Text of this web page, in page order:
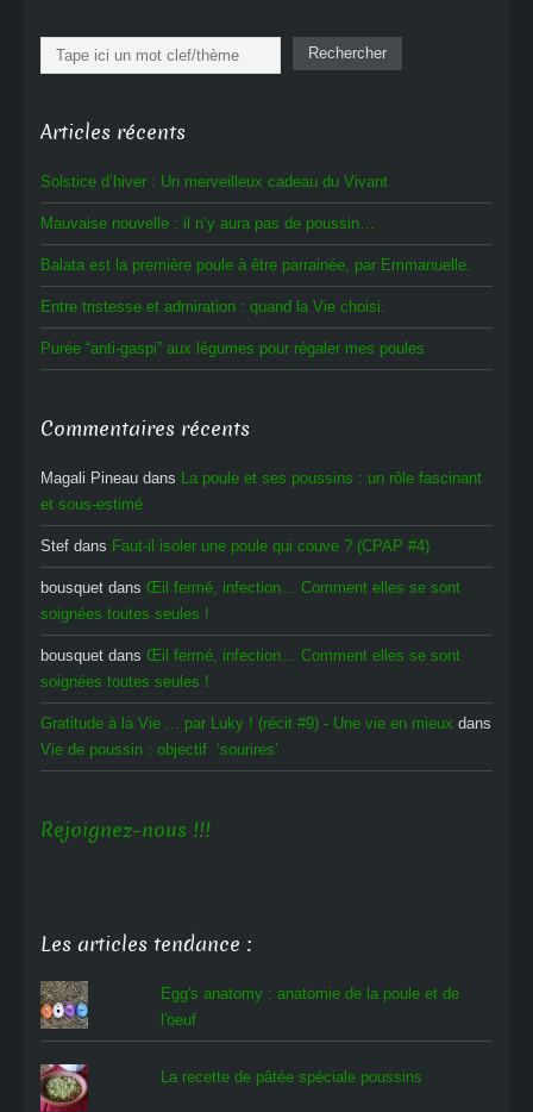
Rechercher Rechercher
Articles récents
Solstice d’hiver : Un merveilleux cadeau du Vivant
Mauvaise nouvelle : il n’y aura pas de poussin…
Balata est la première poule à être parrainée, par Emmanuelle.
Entre tristesse et admiration : quand la Vie choisi.
Purée “anti-gaspi” aux légumes pour régaler mes poules
Commentaires récents
Magali Pineau dans La poule et ses poussins : un rôle fascinant
et sous-estimé
Stef dans Faut-il isoler une poule qui couve ? (CPAP #4)
bousquet dans Œil fermé, infection… Comment elles se sont
soignées toutes seules !
bousquet dans Œil fermé, infection… Comment elles se sont
soignées toutes seules !
Gratitude à la Vie ... par Luky ! (récit #9) - Une vie en mieux dans
Vie de poussin : objectif ‘sourires’
Rejoignez-nous !!!
Les articles tendance :
Egg's anatomy : anatomie de la poule et de
l'oeuf
La recette de pâtée spéciale poussins